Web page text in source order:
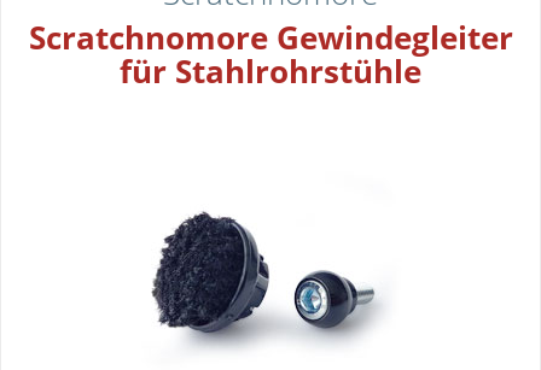
Scratchnomore Gewindegleiter
für Stahlrohrstühle